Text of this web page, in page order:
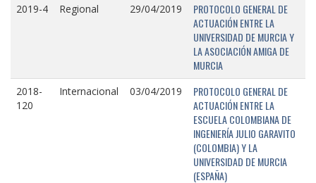
2019-4 Regional 29/04/2019
PROTOCOLO GENERAL DE
ACTUACIÓN ENTRE LA
UNIVERSIDAD DE MURCIA Y
LA ASOCIACIÓN AMIGA DE
MURCIA
2018-
120
Internacional 03/04/2019
PROTOCOLO GENERAL DE
ACTUACIÓN ENTRE LA
ESCUELA COLOMBIANA DE
INGENIERÍA JULIO GARAVITO
(COLOMBIA) Y LA
UNIVERSIDAD DE MURCIA
(ESPAÑA)